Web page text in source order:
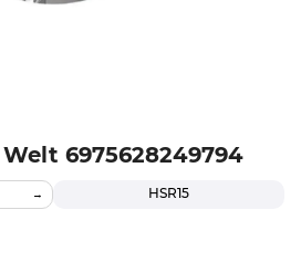
6975628249794
HSR15